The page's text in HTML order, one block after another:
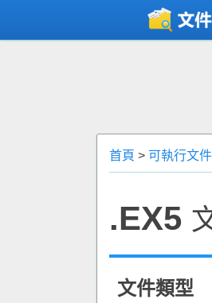
首頁 > 可執行文件
.EX5
文件類型